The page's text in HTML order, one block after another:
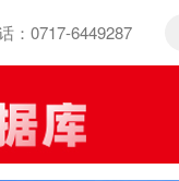
：0717-6449287